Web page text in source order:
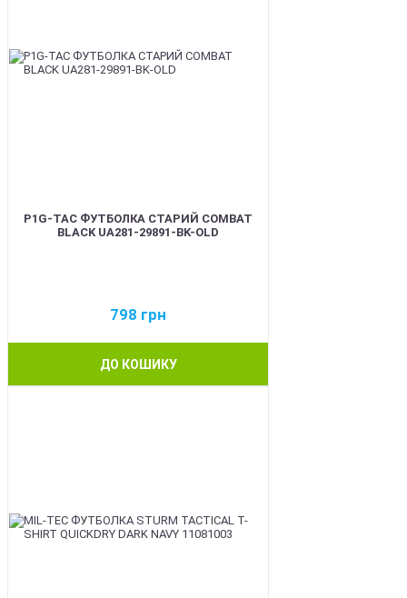
P1G-TAC ФУТБОЛКА СТАРИЙ COMBAT
BLACK UA281-29891-BK-OLD
798 грн
ДО КОШИКУ